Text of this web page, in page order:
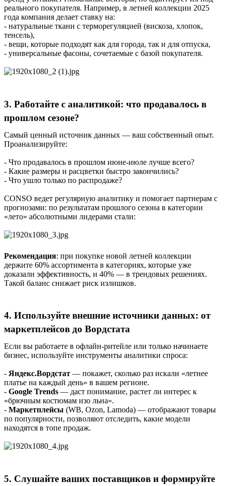
реального покупателя. Например, в летней коллекции 2025
года компания делает ставку на:
- натуральные ткани с терморегуляцией (вискоза, хлопок,
тенсель),
- вещи, которые подходят как для города, так и для отпуска,
- универсальные фасоны, сочетаемые с базой покупателя.
3. Работайте с аналитикой: что продавалось в
прошлом сезоне?
Самый ценный источник данных — ваш собственный опыт.
Проанализируйте:
- Что продавалось в прошлом июне-июле лучше всего?
- Какие размеры и расцветки быстро закончились?
- Что ушло только по распродаже?
CONSO ведет регулярную аналитику и помогает партнерам с
прогнозами: по результатам прошлого сезона в категории
«лето» абсолютными лидерами стали:
Рекомендация: при покупке новой летней коллекции
держите 60% ассортимента в категориях, которые уже
доказали эффективность, и 40% — в трендовых решениях.
Такой баланс снижает риск излишков.
4. Используйте внешние источники данных: от
маркетплейсов до Вордстата
Если вы работаете в офлайн-ритейле или только начинаете
бизнес, используйте инструменты аналитики спроса:
- Яндекс.Вордстат — покажет, сколько раз искали «летнее
платье на каждый день» в вашем регионе.
- Google Trends — даст понимание, растет ли интерес к
«брючным костюмам изо льна».
- Маркетплейсы (WB, Ozon, Lamoda) — отображают товары
по популярности, позволяют отследить, какие модели
находятся в топе продаж.
5. Слушайте ваших поставщиков и формируйте